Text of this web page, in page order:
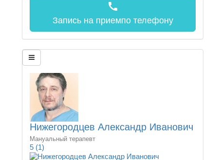
call
Запись на приемпо телефону
Нижегородцев Александр Иванович
Мануальный терапевт
5 (1)